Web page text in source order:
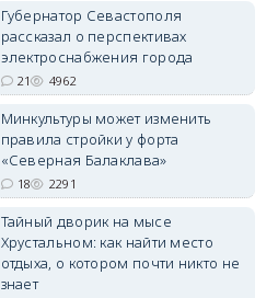
Губернатор Севастополя
рассказал о перспективах
электроснабжения города
21 4962
Минкультуры может изменить
правила стройки у форта
«Северная Балаклава»
18 2291
Тайный дворик на мысе
Хрустальном: как найти место
отдыха, о котором почти никто не
знает